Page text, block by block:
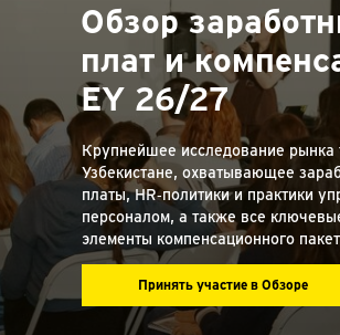
Принять участие в Обзоре
Крупнейшее исследование рынка
Узбекистане, охватывающее
платы, HR‑политики и практики
персоналом, а также все
элементы компенсационного
Обзор
плат и
EY 26/27